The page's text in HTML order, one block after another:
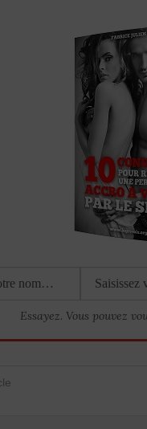
Essayez. Vous pouvez